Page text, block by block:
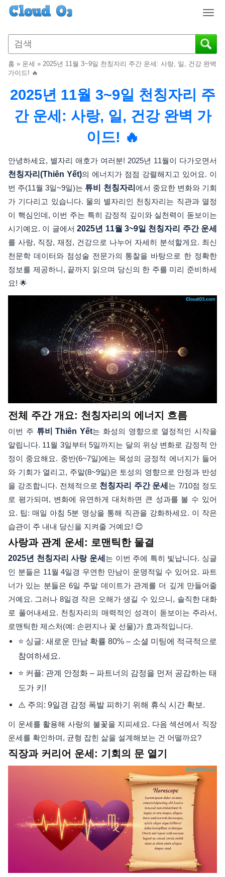
T
g
g
e
a
v
i
g
i
홈 » 운세 » 2025년 11월 3~9일 천칭자리 주간 운세: 사랑, 일, 건강 완벽
가이드! 🔥
2025년 11월 3~9일 천칭자리 주
간 운세: 사랑, 일, 건강 완벽 가
이드! 🔥
안녕하세요, 별자리 애호가 여러분! 2025년 11월이 다가오면서
천칭자리(Thiên Yết)의 에너지가 점점 강렬해지고 있어요. 이
번 주(11월 3일~9일)는 튜비 천칭자리 에서 중요한 변화와 기회
가 기다리고 있습니다. 물의 별자리인 천칭자리는 직관과 열정
이 핵심인데, 이번 주는 특히 감정적 깊이와 실천력이 돋보이는
시기예요. 이 글에서2025년 11월 3~9일 천칭자리 주간 운세
를 사랑, 직장, 재정, 건강으로 나누어 자세히 분석할게요. 최신
천문학 데이터와 점성술 전문가의 통찰을 바탕으로 한 정확한
정보를 제공하니, 끝까지 읽으며 당신의 한 주를 미리 준비하세
요! 🌟
전체 주간 개요: 천칭자리의 에너지 흐름
이번 주 튜비 Thiên Yết는 화성의 영향으로 열정적인 시작을
알립니다. 11월 3일부터 5일까지는 달의 위상 변화로 감정적 안
정이 중요해요. 중반(6~7일)에는 목성의 긍정적 에너지가 들어
와 기회가 열리고, 주말(8~9일)은 토성의 영향으로 안정과 반성
을 강조합니다. 전체적으로 천칭자리 주간 운세 는 7/10점 정도
로 평가되며, 변화에 유연하게 대처하면 큰 성과를 볼 수 있어
요. 팁: 매일 아침 5분 명상을 통해 직관을 강화하세요. 이 작은
습관이 주 내내 당신을 지켜줄 거예요! 😊
사랑과 관계 운세: 로맨틱한 물결
2025년 천칭자리 사랑 운세 는 이번 주에 특히 빛납니다. 싱글
인 분들은 11월 4일경 우연한 만남이 운명적일 수 있어요. 파트
너가 있는 분들은 6일 주말 데이트가 관계를 더 깊게 만들어줄
거예요. 그러나 8일경 작은 오해가 생길 수 있으니, 솔직한 대화
로 풀어내세요. 천칭자리의 매력적인 성격이 돋보이는 주라서,
로맨틱한 제스처(예: 손편지나 꽃 선물)가 효과적입니다.
⭐ 싱글: 새로운 만남 확률 80% – 소셜 미팅에 적극적으로
참여하세요.
⭐ 커플: 관계 안정화 – 파트너의 감정을 먼저 공감하는 태
도가 키!
⚠️ 주의: 9일경 감정 폭발 피하기 위해 휴식 시간 확보.
이 운세를 활용해 사랑의 불꽃을 지피세요. 다음 섹션에서 직장
운세를 확인하며, 균형 잡힌 삶을 설계해보는 건 어떨까요?
직장과 커리어 운세: 기회의 문 열기